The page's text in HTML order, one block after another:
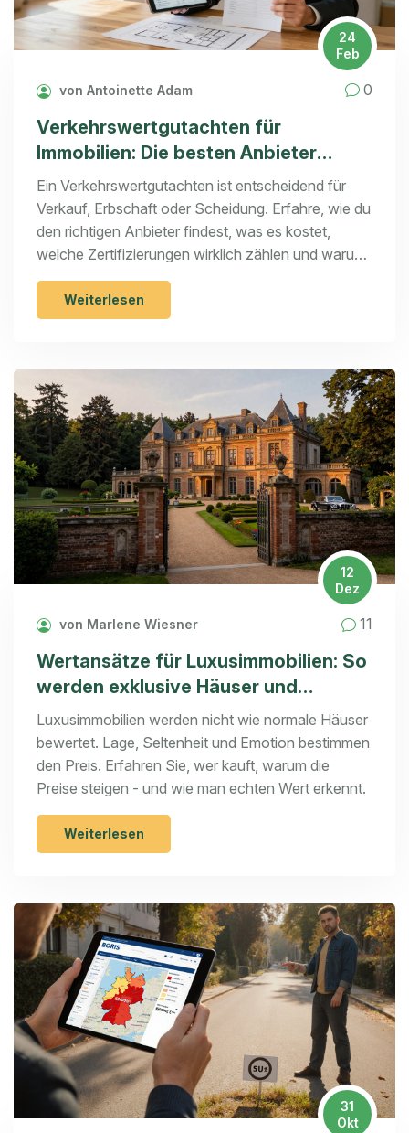
24
Feb
von Antoinette Adam 0
Verkehrswertgutachten für
Immobilien: Die besten Anbieter
vergleichen und richtig wählen
Ein Verkehrswertgutachten ist entscheidend für
Verkauf, Erbschaft oder Scheidung. Erfahre, wie du
den richtigen Anbieter findest, was es kostet,
welche Zertifizierungen wirklich zählen und warum
du jetzt handeln solltest.
Weiterlesen
12
Dez
von Marlene Wiesner 11
Wertansätze für Luxusimmobilien: So
werden exklusive Häuser und
Wohnungen bewertet
Luxusimmobilien werden nicht wie normale Häuser
bewertet. Lage, Seltenheit und Emotion bestimmen
den Preis. Erfahren Sie, wer kauft, warum die
Preise steigen - und wie man echten Wert erkennt.
Weiterlesen
31
Okt